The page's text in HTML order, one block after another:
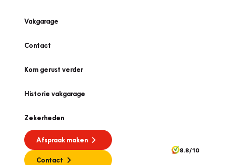
Vakgarage
Contact
Kom gerust verder
Historie vakgarage
Zekerheden
Afspraak maken
Contact
8.8/10